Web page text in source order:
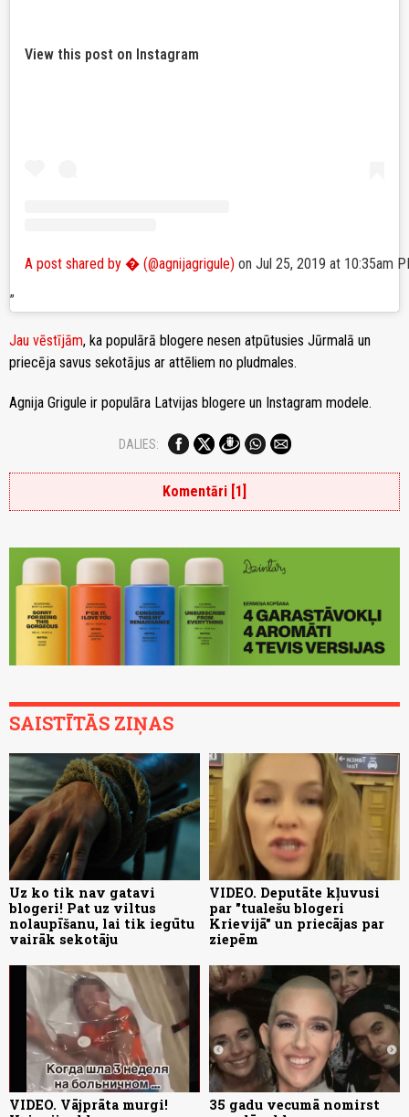
View this post on Instagram
A post shared by � (@agnijagrigule) on Jul 25, 2019 at 10:35am
Jau vēstījām, ka populārā blogere nesen atpūtusies Jūrmalā un
priecēja savus sekotājus ar attēliem no pludmales.
Agnija Grigule ir populāra Latvijas blogere un Instagram modele.
DALIES:
Komentāri [1]
SAISTĪTĀS ZIŅAS
Uz ko tik nav gatavi
blogeri! Pat uz viltus
nolaupīšanu, lai tik iegūtu
vairāk sekotāju
VIDEO. Deputāte kļuvusi
par "tualešu blogeri
Krievijā" un priecājas par
ziepēm
VIDEO. Vājprāta murgi!
35 gadu vecumā nomirst